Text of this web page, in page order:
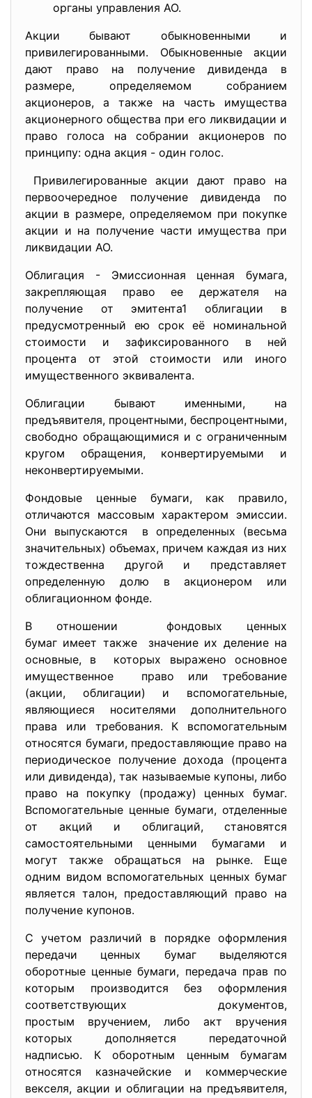
органы управления АО.
Акции бывают обыкновенными и
привилегированными. Обыкновенные акции
дают право на получение дивиденда в
размере, определяемом собранием
акционеров, а также на часть имущества
акционерного общества при его ликвидации и
право голоса на собрании акционеров по
принципу: одна акция - один голос.
Привилегированные акции дают право на
первоочередное получение дивиденда по
акции в размере, определяемом при покупке
акции и на получение части имущества при
ликвидации АО.
Облигация - Эмиссионная ценная бумага,
закрепляющая право ее держателя на
получение от эмитента1 облигации в
предусмотренный ею срок её номинальной
стоимости и зафиксированного в ней
процента от этой стоимости или иного
имущественного эквивалента.
Облигации бывают именными, на
предъявителя, процентными, беспроцентными,
свободно обращающимися и с ограниченным
кругом обращения, конвертируемыми и
неконвертируемыми.
Фондовые ценные бумаги, как правило,
отличаются массовым характером эмиссии.
Они выпускаются в определенных (весьма
значительных) объемах, причем каждая из них
тождественна другой и представляет
определенную долю в акционером или
облигационном фонде.
В отношении фондовых ценных
бумаг имеет также значение их деление на
основные, в которых выражено основное
имущественное право или требование
(акции, облигации) и вспомогательные,
являющиеся носителями дополнительного
права или требования. К вспомогательным
относятся бумаги, предоставляющие право на
периодическое получение дохода (процента
или дивиденда), так называемые купоны, либо
право на покупку (продажу) ценных бумаг.
Вспомогательные ценные бумаги, отделенные
от акций и облигаций, становятся
самостоятельными ценными бумагами и
могут также обращаться на рынке. Еще
одним видом вспомогательных ценных бумаг
является талон, предоставляющий право на
получение купонов.
С учетом различий в порядке оформления
передачи ценных бумаг выделяются
оборотные ценные бумаги, передача прав по
которым производится без оформления
соответствующих документов,
простым вручением, либо акт вручения
которых дополняется передаточной
надписью. К оборотным ценным бумагам
относятся казначейские и коммерческие
векселя, акции и облигации на предъявителя,